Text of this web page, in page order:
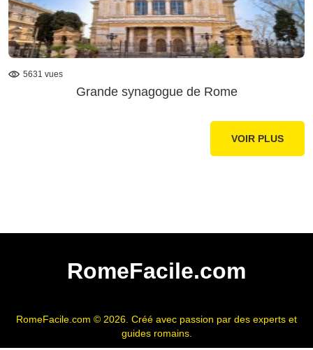
5631 vues
Grande synagogue de Rome
VOIR PLUS
RomeFacile.com
RomeFacile.com © 2026. Créé avec passion par des experts et
guides romains.